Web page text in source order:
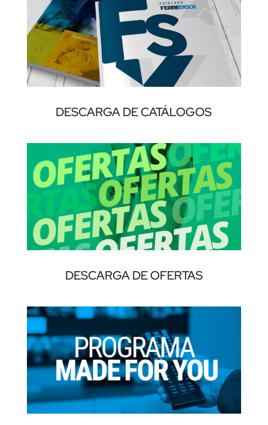
DESCARGA DE CATÁLOGOS
DESCARGA DE OFERTAS